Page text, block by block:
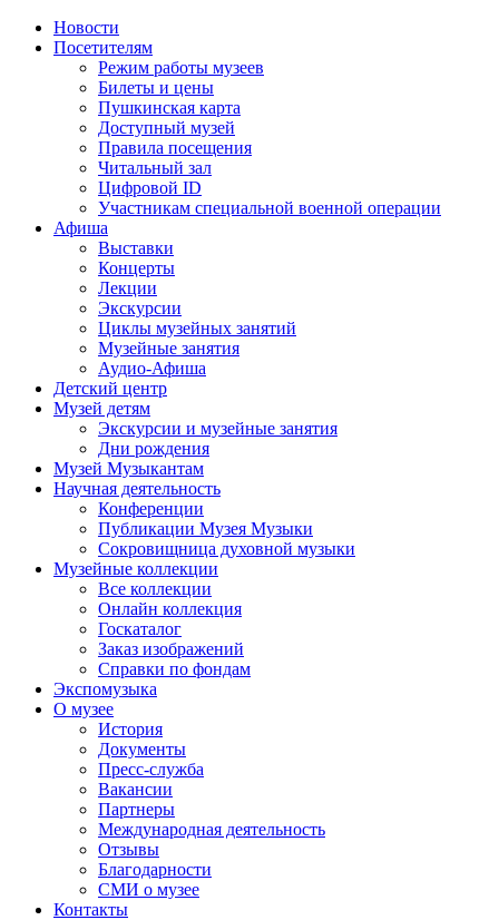
Новости
Посетителям
Режим работы музеев
Билеты и цены
Пушкинская карта
Доступный музей
Правила посещения
Читальный зал
Цифровой ID
Участникам специальной военной операции
Афиша
Выставки
Концерты
Лекции
Экскурсии
Циклы музейных занятий
Музейные занятия
Аудио-Афиша
Детский центр
Музей детям
Экскурсии и музейные занятия
Дни рождения
Музей Музыкантам
Научная деятельность
Конференции
Публикации Музея Музыки
Сокровищница духовной музыки
Музейные коллекции
Все коллекции
Онлайн коллекция
Госкаталог
Заказ изображений
Справки по фондам
Экспомузыка
О музее
История
Документы
Пресс-служба
Вакансии
Партнеры
Международная деятельность
Отзывы
Благодарности
СМИ о музее
Контакты